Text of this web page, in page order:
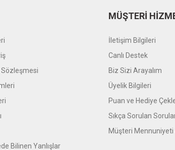
Sözleşmesi
Bilinen Yanlışlar
MÜŞTERİ
İletişim Bilgileri
Canlı Destek
Biz Sizi Arayalım
Üyelik Bilgileri
Puan ve Hediye
Sıkça Sorulan
Müşteri Mennuniyeti